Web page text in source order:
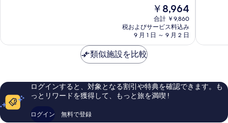
ウ
ム
ン
ウ
に
コ
1,008
件
現
在
の
料
金
￥8,964
合計 ￥9,860
税およびサービス料込み
9 月 1 日 ～ 9 月 2 日
も
し
い、
類似施設を比較
ログインすると、対象となる割引や特典を確認できます。も
っとリワードを獲得して、もっと旅を満喫 !
ログイン 無料で登録